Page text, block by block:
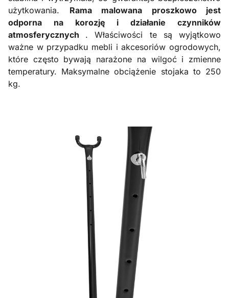
użytkowania. Rama malowana proszkowo jest
odporna na korozję i działanie czynników
atmosferycznych . Właściwości te są wyjątkowo
ważne w przypadku mebli i akcesoriów ogrodowych,
które często bywają narażone na wilgoć i zmienne
temperatury. Maksymalne obciążenie stojaka to 250
kg.